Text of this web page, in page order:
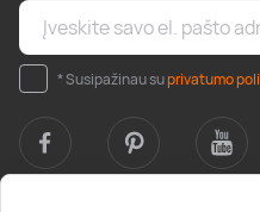
* Susipažinau suprivatumo